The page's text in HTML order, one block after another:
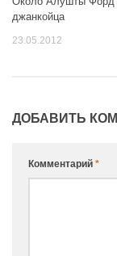
джанкойца
23.05.2012
ДОБАВИТЬ
Комментарий *